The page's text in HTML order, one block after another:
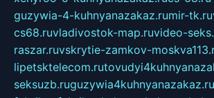
guzywia-4-kuhnyanazakaz.rumir-tk.ru
cs68.ruvladivostok-map.ruvideo-
raszar.ruvskrytie-zamkov-
lipetsktelecom.ru
seksuzb.ruguzywia4kuhnyanazakaz.ru